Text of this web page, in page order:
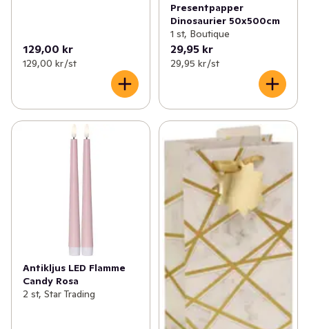
129,00 kr
129,00 kr /st
Presentpapper
Dinosaurier 50x500cm
1 st, Boutique
29,95 kr
29,95 kr /st
Antikljus LED Flamme
Candy Rosa
2 st, Star Trading